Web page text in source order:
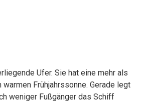
Ufer. Sie hat eine mehr als
Frühjahrssonne. Gerade legt
weniger Fußgänger das Schiff